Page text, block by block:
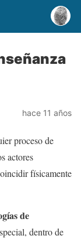
hace 11 años
proceso de
actores
físicamente
de
dentro de